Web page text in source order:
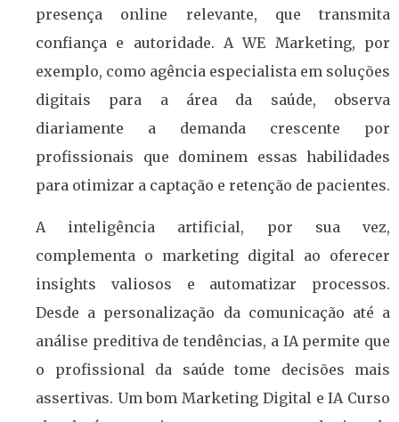
presença online relevante, que transmita
confiança e autoridade. A WE Marketing, por
exemplo, como agência especialista em soluções
digitais para a área da saúde, observa
diariamente a demanda crescente por
profissionais que dominem essas habilidades
para otimizar a captação e retenção de pacientes.
A inteligência artificial, por sua vez,
complementa o marketing digital ao oferecer
insights valiosos e automatizar processos.
Desde a personalização da comunicação até a
análise preditiva de tendências, a IA permite que
o profissional da saúde tome decisões mais
assertivas. Um bom Marketing Digital e IA Curso